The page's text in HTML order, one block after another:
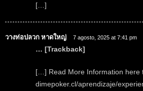
[…]
วางท่อปลวก หาดใหญ่ 7 agosto, 2025 at 7:41 pm
… [Trackback]
[…] Read More Information here
dimepoker.cl/aprendizaje/